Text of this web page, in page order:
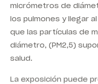
micrómetros de
los pulmones y llegar
que las partículas de
diámetro, (PM2,5)
salud.
La exposición puede